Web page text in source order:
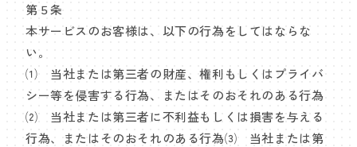
第５条
本サービスのお客様は、以下の行為をしてはならな
い。
⑴ 当社または第三者の財産、権利もしくはプライバ
シー等を侵害する行為、またはそのおそれのある行為
⑵ 当社または第三者に不利益もしくは損害を与える
行為、またはそのおそれのある行為⑶ 当社または第